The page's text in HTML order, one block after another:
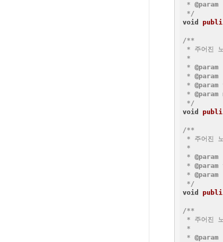
* @param
*/
void
/**
* 주어진
*
* @param
* @param
* @param
* @param
*/
void
/**
* 주어진
*
* @param
* @param
* @param
*/
void
/**
* 주어진
*
* @param